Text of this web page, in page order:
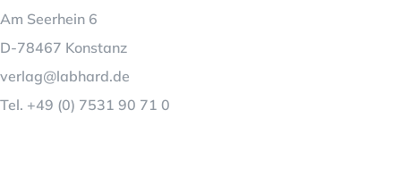
Am Seerhein 6
D-78467 Konstanz
verlag@labhard.de
Tel. +49 (0) 7531 90 71 0